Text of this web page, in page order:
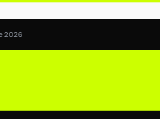
2026